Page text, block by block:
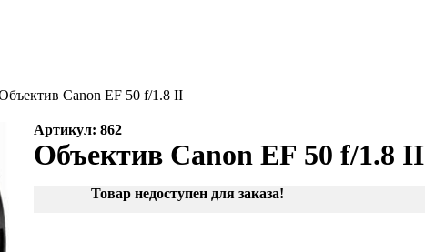
Canon EF 50 f/1.8 II
Артикул: 862
Объектив Canon EF 50 f/1.8 II
Товар недоступен для заказа!